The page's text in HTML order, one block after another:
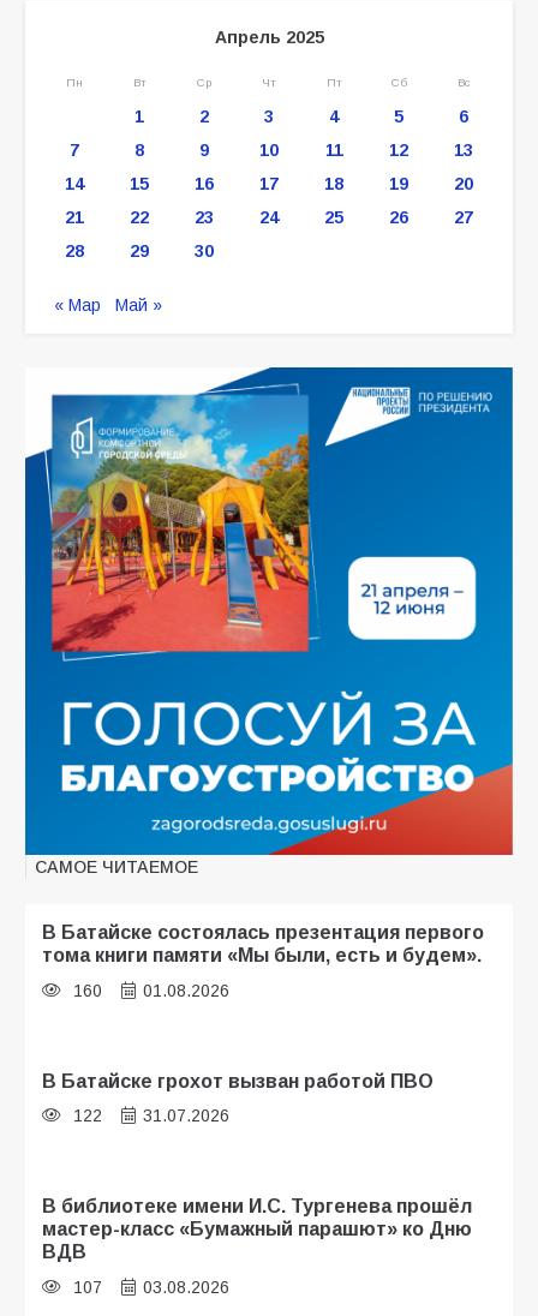
Апрель 2025
Пн Вт Ср Чт Пт Сб Вс
1 2 3 4 5
6
7
8 9 10 11 12
13
14
15 16 17 18 19
20
21
22 23 24 25 26
27
28
29 30
« Мар Май »
САМОЕ ЧИТАЕМОЕ
В Батайске состоялась презентация первого
тома книги памяти «Мы были, есть и будем».
160 01.08.2026
В Батайске грохот вызван работой ПВО
122 31.07.2026
В библиотеке имени И.С. Тургенева прошёл
мастер-класс «Бумажный парашют» ко Дню
ВДВ
107 03.08.2026